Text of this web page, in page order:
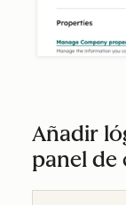
Añadir
panel de